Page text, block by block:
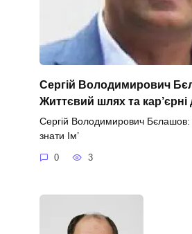
Сергій Володимирович
Життєвий шлях та кар’єрні
Сергій Володимирович Бєлашов:
знати Ім’
0 3